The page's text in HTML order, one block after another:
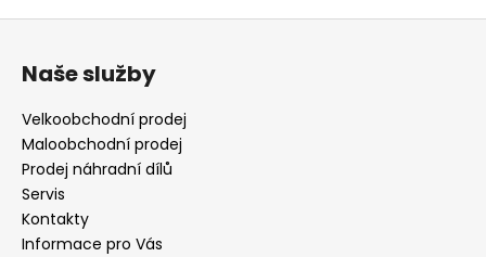
Naše služby
Velkoobchodní prodej
Maloobchodní prodej
Prodej náhradní dílů
Servis
Kontakty
Informace pro Vás